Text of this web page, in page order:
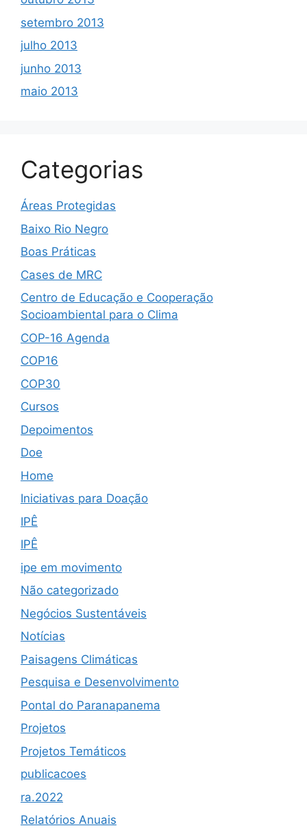
setembro 2013
julho 2013
junho 2013
maio 2013
Categorias
Áreas Protegidas
Baixo Rio Negro
Boas Práticas
Cases de MRC
Centro de Educação e Cooperação
Socioambiental para o Clima
COP-16 Agenda
COP16
COP30
Cursos
Depoimentos
Doe
Home
Iniciativas para Doação
IPÊ
IPÊ
ipe em movimento
Não categorizado
Negócios Sustentáveis
Notícias
Paisagens Climáticas
Pesquisa e Desenvolvimento
Pontal do Paranapanema
Projetos
Projetos Temáticos
publicacoes
ra.2022
Relatórios Anuais